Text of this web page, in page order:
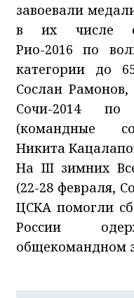
завоевали
в их числе
Рио-2016 по
категории до
Сослан
Сочи-2014 по
(командные
Никита
На III зимних
(22-28 февраля,
ЦСКА помогли
России
общекомандном